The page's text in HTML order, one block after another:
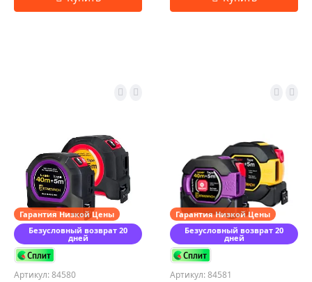
Гарантия Низкой Цены
Безусловный возврат 20
дней
Артикул: 84580
Гарантия Низкой Цены
Безусловный возврат 20
дней
Артикул: 84581